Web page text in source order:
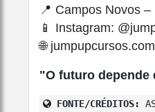
📍 Campos Novos –
📱 Instagram:
🌐
"O futuro depende
FONTE/CRÉDITOS: